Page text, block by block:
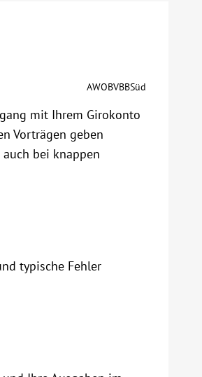
AWOBVBBSüd
mit Ihrem Girokonto
Vorträgen geben
bei knappen
typische Fehler